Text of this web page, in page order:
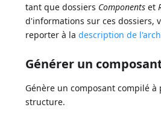
tant que dossiers Components et
d'informations sur ces dossiers,
reporter à ladescription de
Générer un
Génère un composant compilé à
structure.